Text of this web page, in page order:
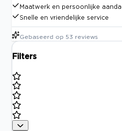
Maatwerk en persoonlijke
Snelle en vriendelijke service
Gebaseerd op 53 reviews
Filters